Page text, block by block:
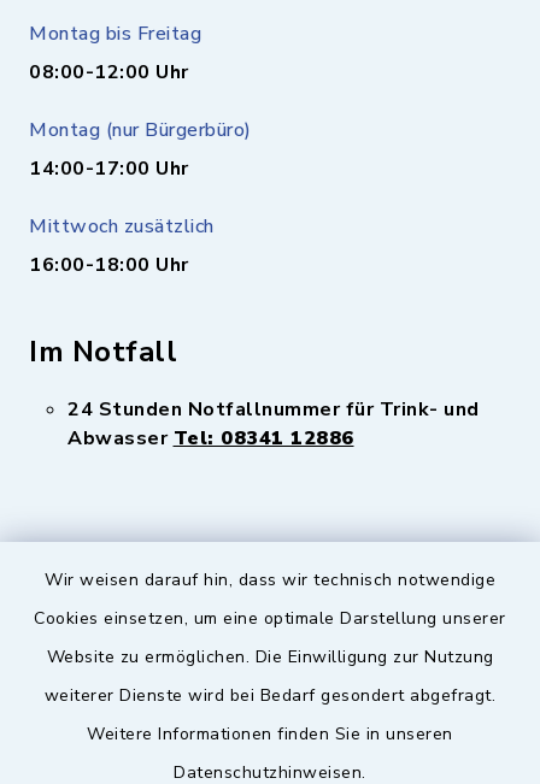
Wir weisen darauf hin, dass wir technisch notwendige
Cookies einsetzen, um eine optimale Darstellung unserer
Website zu ermöglichen. Die Einwilligung zur Nutzung
weiterer Dienste wird bei Bedarf gesondert abgefragt.
Weitere Informationen finden Sie in unseren
Datenschutzhinweisen.
Montag bis Freitag
08:00-12:00 Uhr
Montag (nur Bürgerbüro)
14:00-17:00 Uhr
Mittwoch zusätzlich
16:00-18:00 Uhr
Im Notfall
24 Stunden Notfallnummer für Trink- und
Abwasser Tel: 08341 12886
Sicherer Kontakt
Datenschutz